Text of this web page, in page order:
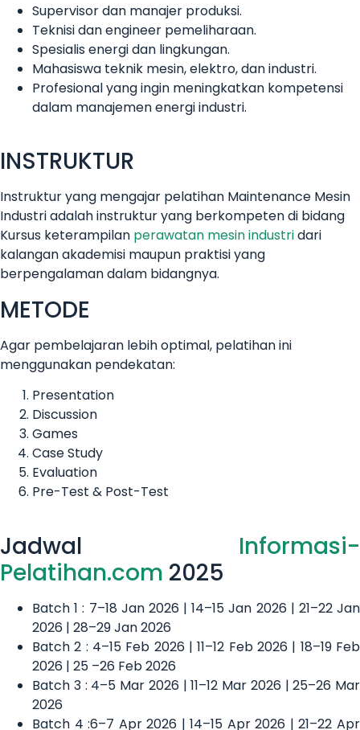
Supervisor dan manajer produksi.
Teknisi dan engineer pemeliharaan.
Spesialis energi dan lingkungan.
Mahasiswa teknik mesin, elektro, dan industri.
Profesional yang ingin meningkatkan kompetensi
dalam manajemen energi industri.
INSTRUKTUR
Instruktur yang mengajar pelatihan Maintenance Mesin
Industri adalah instruktur yang berkompeten di bidang
Kursus keterampilan perawatan mesin industridari
kalangan akademisi maupun praktisi yang
berpengalaman dalam bidangnya.
METODE
Agar pembelajaran lebih optimal, pelatihan ini
menggunakan pendekatan:
Presentation
Discussion
Games
Case Study
Evaluation
Pre-Test & Post-Test
Jadwal Informasi-
Pelatihan.com 2025
Batch 1 : 7–18 Jan 2026 | 14–15 Jan 2026 | 21–22 Jan
2026 | 28–29 Jan 2026
Batch 2 : 4–15 Feb 2026 | 11–12 Feb 2026 | 18–19 Feb
2026 | 25 –26 Feb 2026
Batch 3 : 4–5 Mar 2026 | 11–12 Mar 2026 | 25–26 Mar
2026
Batch 4 :6–7 Apr 2026 | 14–15 Apr 2026 | 21–22 Apr